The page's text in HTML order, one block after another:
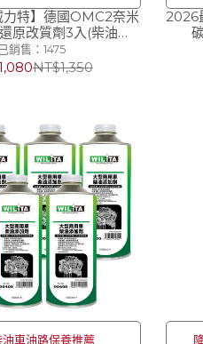
力特】德國OMC2奈米
原改質劑3入(柴油
精 汽油添加劑 柴油精
銷售：1475
NT$1,350
2026
碳速X
車油路保養推薦